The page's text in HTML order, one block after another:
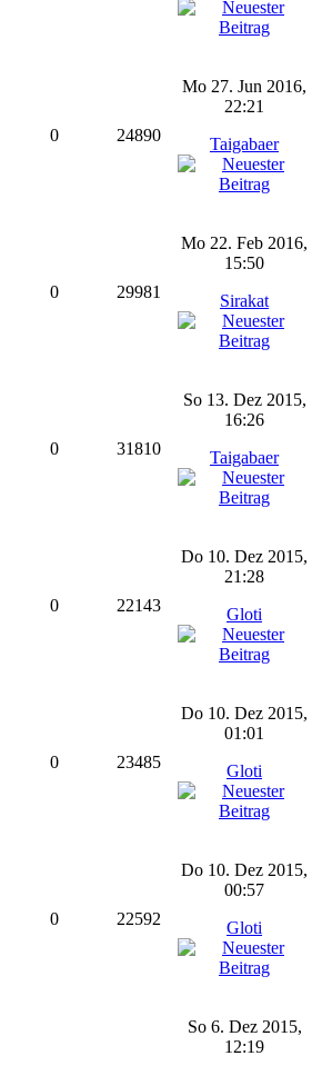
0 24890
Mo 27. Jun 2016,
22:21
Taigabaer
0 29981
Mo 22. Feb 2016,
15:50
Sirakat
0 31810
So 13. Dez 2015,
16:26
Taigabaer
0 22143
Do 10. Dez 2015,
21:28
Gloti
0 23485
Do 10. Dez 2015,
01:01
Gloti
0 22592
Do 10. Dez 2015,
00:57
Gloti
So 6. Dez 2015,
12:19